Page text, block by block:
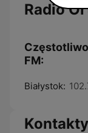
Radio
FM:
Białystok:
Kontakty